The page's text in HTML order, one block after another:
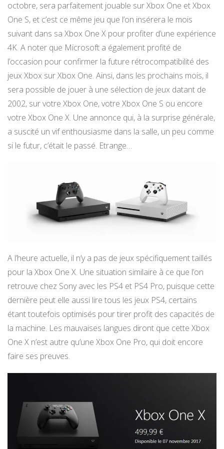
octobre, sera parfaitement jouable sur Xbox One et Xbox
One S, et c’est ce même jeu que l’on insérera le mois
suivant dans sa Xbox One X pour profiter d’une expérience
4K. A noter que Microsoft a également profité de
l’occasion pour confirmer la future rétrocompatibilité des
jeux Xbox sur Xbox One. Ainsi, dans les prochains mois, il
sera possible de jouer à une sélection de jeux datant de
2002, sur votre Xbox One, votre Xbox One S ou encore
votre Xbox One X. Une annonce qui, à la surprise générale,
a suscité un vif enthousiasme dans la salle, un peu comme
si le futur, c’était le passé. Etrange…
A l’heure actuelle, il n’y a pas de jeux spécifiquement taillés
pour la Xbox One X. Une situation similaire à ce que l’on
retrouve chez Sony avec les PS4 et PS4 Pro, puisque cette
dernière peut elle aussi lire tous les jeux PS4, certains
étant toutefois optimisés pour tirer profit des capacités de
la machine. Les mauvaises langues diront que cette Xbox
One X n’est autre qu’une Xbox One Pro, qui doit encore
faire ses preuves.